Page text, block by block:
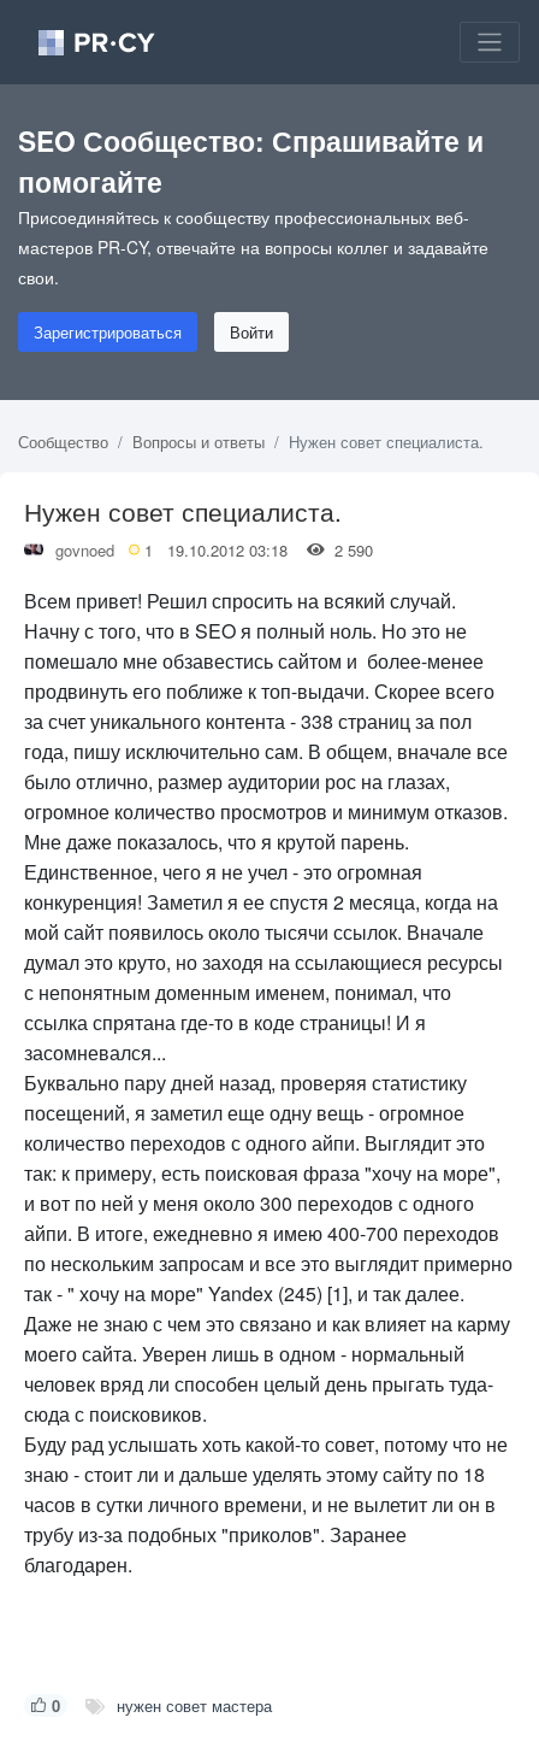
SEO Сообщество: Спрашивайте и
помогайте
Присоединяйтесь к сообществу профессиональных веб-
мастеров PR-CY, отвечайте на вопросы коллег и задавайте
свои.
Зарегистрироваться Войти
Сообщество Вопросы и ответы Нужен совет специалиста.
Нужен совет специалиста.
govnoed 1 19.10.2012 03:18 2 590
Всем привет! Решил спросить на всякий случай.
Начну с того, что в SEO я полный ноль. Но это не
помешало мне обзавестись сайтом и более-менее
продвинуть его поближе к топ-выдачи. Скорее всего
за счет уникального контента - 338 страниц за пол
года, пишу исключительно сам. В общем, вначале все
было отлично, размер аудитории рос на глазах,
огромное количество просмотров и минимум отказов.
Мне даже показалось, что я крутой парень.
Единственное, чего я не учел - это огромная
конкуренция! Заметил я ее спустя 2 месяца, когда на
мой сайт появилось около тысячи ссылок. Вначале
думал это круто, но заходя на ссылающиеся ресурсы
с непонятным доменным именем, понимал, что
ссылка спрятана где-то в коде страницы! И я
засомневался...
Буквально пару дней назад, проверяя статистику
посещений, я заметил еще одну вещь - огромное
количество переходов с одного айпи. Выглядит это
так: к примеру, есть поисковая фраза "хочу на море",
и вот по ней у меня около 300 переходов с одного
айпи. В итоге, ежедневно я имею 400-700 переходов
по нескольким запросам и все это выглядит примерно
так - " хочу на море" Yandex (245) [1], и так далее.
Даже не знаю с чем это связано и как влияет на карму
моего сайта. Уверен лишь в одном - нормальный
человек вряд ли способен целый день прыгать туда-
сюда с поисковиков.
Буду рад услышать хоть какой-то совет, потому что не
знаю - стоит ли и дальше уделять этому сайту по 18
часов в сутки личного времени, и не вылетит ли он в
трубу из-за подобных "приколов". Заранее
благодарен.
0 нужен совет мастера